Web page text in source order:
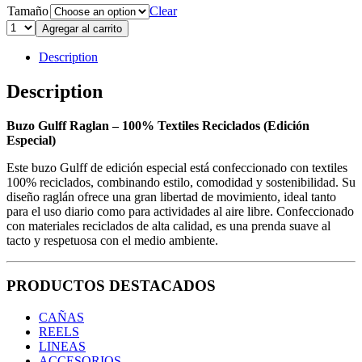
Tamaño Clear
Agregar al carrito
Description
Description
Buzo Gulff Raglan – 100% Textiles Reciclados (Edición
Especial)
Este buzo Gulff de edición especial está confeccionado con textiles
100% reciclados, combinando estilo, comodidad y sostenibilidad. Su
diseño raglán ofrece una gran libertad de movimiento, ideal tanto
para el uso diario como para actividades al aire libre. Confeccionado
con materiales reciclados de alta calidad, es una prenda suave al
tacto y respetuosa con el medio ambiente.
PRODUCTOS DESTACADOS
CAÑAS
REELS
LINEAS